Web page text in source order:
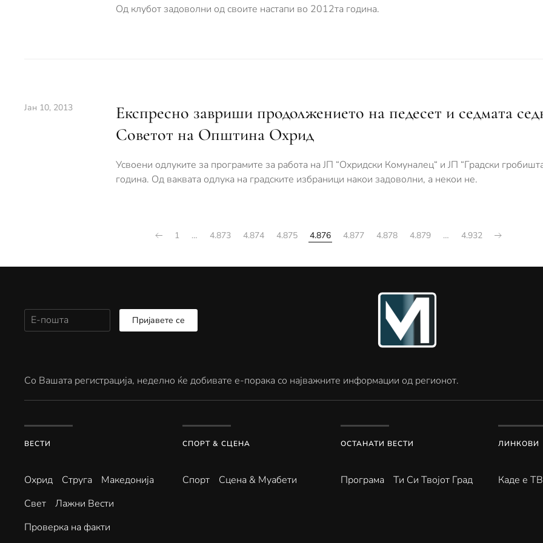
Од клубот задоволни од своите настапи во 2012та година.
Јан 10, 2013
Експресно завриши продолжението на педесет и седмата
Советот на Општина Охрид
Усвоени одлуките за програмите за работа на ЈП “Охридски Комуналец“ и ЈП “Градски
година. Од ваквата одлука на градските избраници накои задоволни, а некои не.
1 … 4.873 4.874 4.875 4.876 4.877 4.878 4.879 … 4.932
Пријавете се
Со Вашата регистрација, неделно ќе добивате е-порака со најважните информации од регионот.
ВЕСТИ
Охрид Струга
Македонија
Свет
Лажни Вести
Проверка на факти
СПОРТ & СЦЕНА
Спорт Сцена & Муабети
ОСТАНАТИ ВЕСТИ
Програма Ти Си Твојот Град
ЛИНКОВИ
Каде е